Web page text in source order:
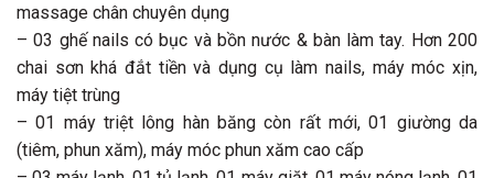
massage chân chuyên dụng
– 03 ghế nails có bục và bồn nước & bàn làm tay. Hơn 200
chai sơn khá đắt tiền và dụng cụ làm nails, máy móc xịn,
máy tiệt trùng
– 01 máy triệt lông hàn băng còn rất mới, 01 giường da
(tiêm, phun xăm), máy móc phun xăm cao cấp